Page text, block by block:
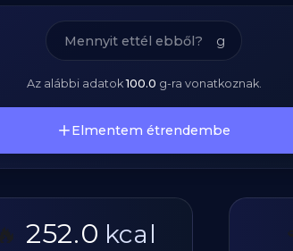
g
Az alábbi adatok100.0 g-ra vonatkoznak.
Elmentem étrendembe
252.0 kcal